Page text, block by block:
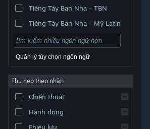
thương hiệu là tài sản của chủ sở hữu tương ứng tại
Pháp lý
Hỗ trợ tiếp cận
ký Steam
|Hoàn tiền|
Tiếng Tây Ban Nha - TBN
Tiếng Tây Ban Nha - Mỹ Latin
Quản lý tùy chọn ngôn ngữ
Thu hẹp theo nhãn
Chiến thuật
Hành động
Phiêu lưu